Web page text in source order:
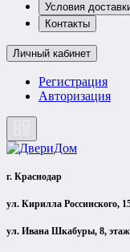
Условия
Контакты
Личный кабинет
Регистрация
Авторизация
г. Краснодар
ул. Кирилла Россинского,
ул. Ивана Шкабуры, 8,